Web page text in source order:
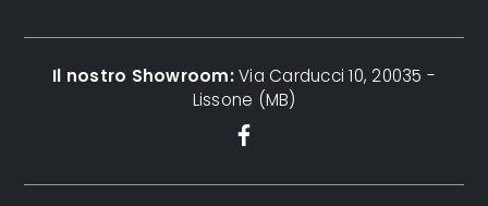
Il nostro Showroom:Via Carducci 10, 20035 -
Lissone (MB)